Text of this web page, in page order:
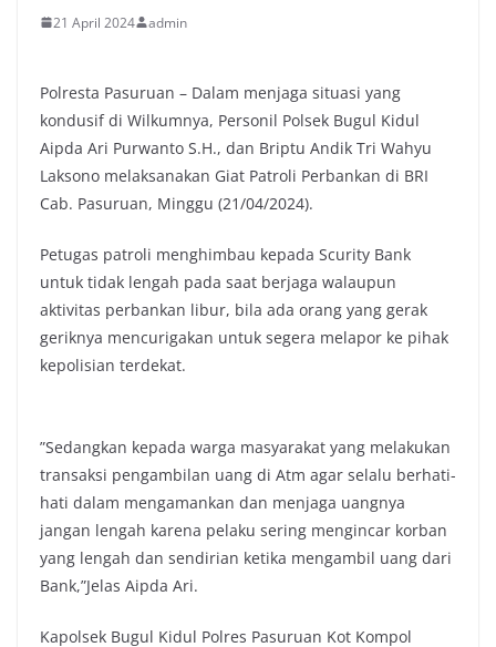
21 April 2024 admin
Polresta Pasuruan – Dalam menjaga situasi yang
kondusif di Wilkumnya, Personil Polsek Bugul Kidul
Aipda Ari Purwanto S.H., dan Briptu Andik Tri Wahyu
Laksono melaksanakan Giat Patroli Perbankan di BRI
Cab. Pasuruan, Minggu (21/04/2024).
Petugas patroli menghimbau kepada Scurity Bank
untuk tidak lengah pada saat berjaga walaupun
aktivitas perbankan libur, bila ada orang yang gerak
geriknya mencurigakan untuk segera melapor ke pihak
kepolisian terdekat.
”Sedangkan kepada warga masyarakat yang melakukan
transaksi pengambilan uang di Atm agar selalu berhati-
hati dalam mengamankan dan menjaga uangnya
jangan lengah karena pelaku sering mengincar korban
yang lengah dan sendirian ketika mengambil uang dari
Bank,”Jelas Aipda Ari.
Kapolsek Bugul Kidul Polres Pasuruan Kot Kompol